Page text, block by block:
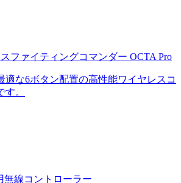
ファイティングコマンダー OCTA Pro
適な6ボタン配置の高性能ワイヤレスコ
。
無線コントローラー